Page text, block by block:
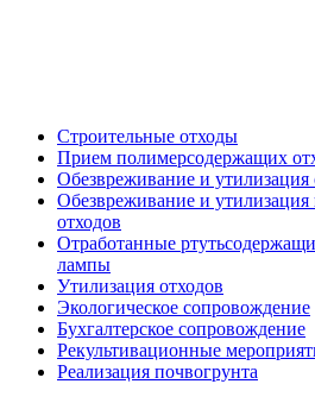
Строительные отходы
Прием полимерсодержащих
Обезвреживание и утилизация
Обезвреживание и
отходов
Отработанные
лампы
Утилизация отходов
Экологическое сопровождение
Бухгалтерское сопровождение
Рекультивационные
Реализация почвогрунта